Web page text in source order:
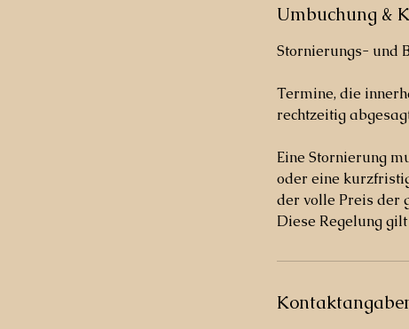
Umbuchung &
Stornierungs- und
Termine, die
rechtzeitig
Eine Stornierung
oder eine
der volle Preis der
Diese Regelung